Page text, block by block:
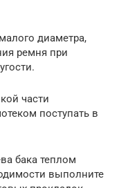
диаметра,
ремня при
части
поступать в
бака теплом
выполните